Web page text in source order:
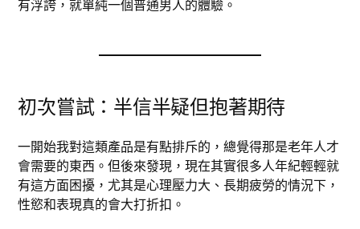
有浮誇，就單純一個普通男人的體驗。
初次嘗試：半信半疑但抱著期待
一開始我對這類產品是有點排斥的，總覺得那是老年人才
會需要的東西。但後來發現，現在其實很多人年紀輕輕就
有這方面困擾，尤其是心理壓力大、長期疲勞的情況下，
性慾和表現真的會大打折扣。